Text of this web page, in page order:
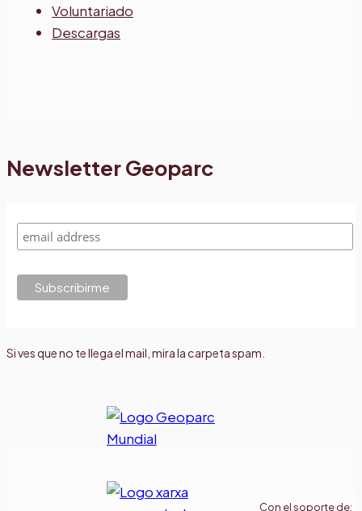
Voluntariado
Descargas
Newsletter Geoparc
Si ves que no te llega el mail, mira la carpeta spam.
Con el soporte de: